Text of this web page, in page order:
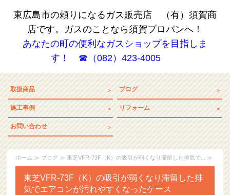
東広島市の頼りになるガス販売店 （有）須賀商
店です。ガスのことなら須賀プロパンへ！
あなたの町の便利なガスショップを目指しま
す！ ☎（082）423-4005
取扱商品 ブログ
施工事例 リフォーム
お問い合わせ
ホーム ≫ ブログ ≫ 東芝VFR-73F（K）の吸引が弱くなり滞留した排気で... ≫
東芝VFR-73F（K）の吸引が弱くなり滞留した排
気でエアコンが汚れやすくなったケース